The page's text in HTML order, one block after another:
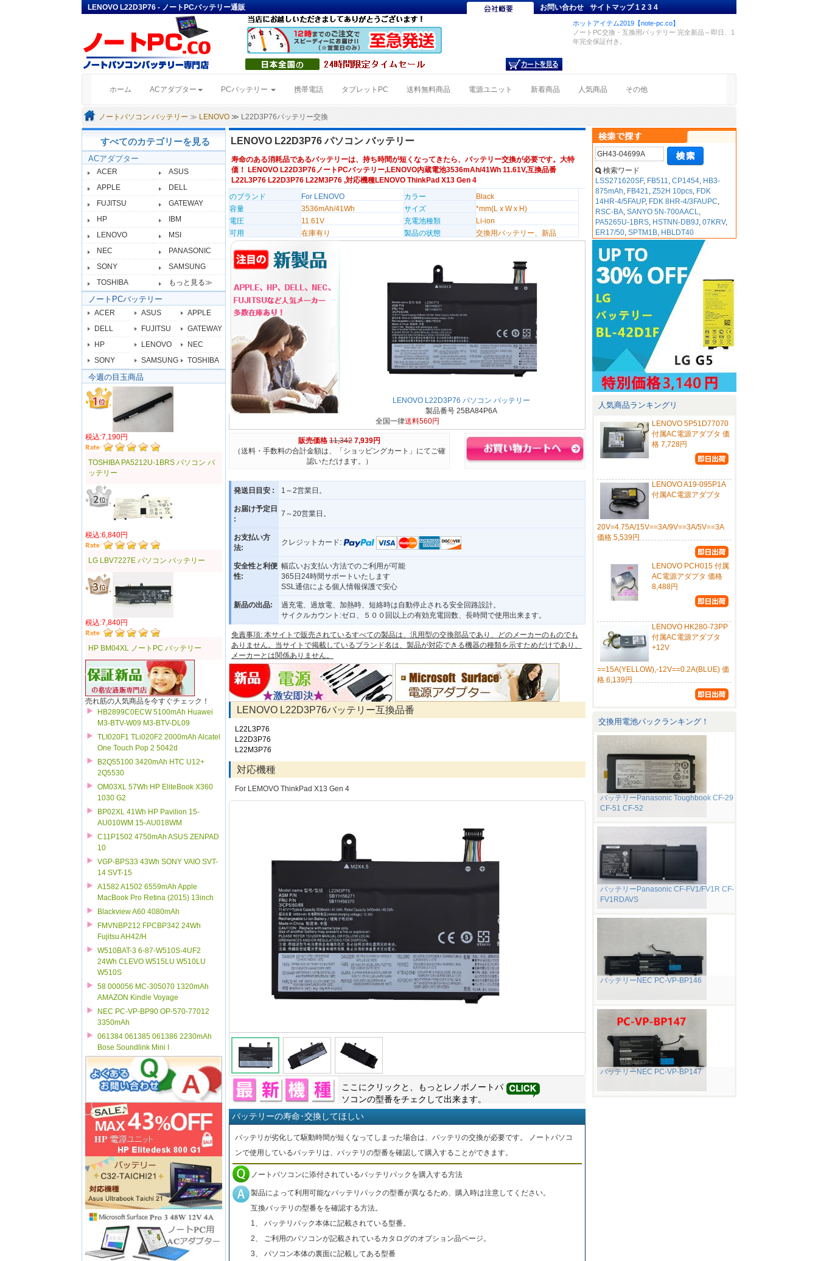
LENOVO L22D3P76 - ノートPCバッテリー通販 お問い合わせ サイトマップ 1234
ホットアイテム2019【note-pc.co】
ノートPC交換・互換用バッテリー 完全新品～即日、1
年完全保証付き。
ホーム (current)ACアダプター PCバッテリー 携帯電話 タブレットPC 送料無料商品 電源ユニット 新着商品 人気商品 その他
ノートパソコン バッテリー ≫ LENOVO ≫ L22D3P76バッテリー交換
すべてのカテゴリーを見る
ACアダプター
ACER
ASUS
APPLE
DELL
FUJITSU
GATEWAY
HP
IBM
LENOVO
MSI
NEC
PANASONIC
SONY
SAMSUNG
TOSHIBA
もっと見る≫
ノートPCバッテリー
ACER ASUS
APPLE
DELL
FUJITSU
GATEWAY
HP
LENOVO
NEC
SONY
SAMSUNG TOSHIBA
今週の目玉商品
税込:7,190円
TOSHIBA PA5212U-1BRS パソコン バ
ッテリー
税込:6,840円
LG LBV7227E パソコン バッテリー
税込:7,840円
HP BM04XL ノートPC バッテリー
売れ筋の人気商品を今すぐチェック！
HB2899C0ECW 5100mAh Huawei
M3-BTV-W09 M3-BTV-DL09
TLI020F1 TLi020F2 2000mAh Alcatel
One Touch Pop 2 5042d
B2Q55100 3420mAh HTC U12+
2Q5530
OM03XL 57Wh HP EliteBook X360
1030 G2
BP02XL 41Wh HP Pavilion 15-
AU010WM 15-AU018WM
C11P1502 4750mAh ASUS ZENPAD
10
VGP-BPS33 43Wh SONY VAIO SVT-
14 SVT-15
A1582 A1502 6559mAh Apple
MacBook Pro Retina (2015) 13inch
Blackview A60 4080mAh
FMVNBP212 FPCBP342 24Wh
Fujitsu AH42/H
W510BAT-3 6-87-W510S-4UF2
24Wh CLEVO W515LU W510LU
W510S
58 000056 MC-305070 1320mAh
AMAZON Kindle Voyage
NEC PC-VP-BP90 OP-570-77012
3350mAh
061384 061385 061386 2230mAh
Bose Soundlink Mini I
LENOVO L22D3P76 パソコン バッテリー
寿命のある消耗品であるバッテリーは、持ち時間が短くなってきたら、バッテリー交換が必要です。大特
価！ LENOVO L22D3P76ノートPCバッテリー,LENOVO内蔵電池3536mAh/41Wh 11.61V,互換品番
L22L3P76 L22D3P76 L22M3P76 ,対応機種LENOVO ThinkPad X13 Gen 4
のブランド
For LENOVO カラー
Black
容量
3536mAh/41Wh サイズ
*mm(L x W x H)
電圧
11.61V 充電池種類
Li-ion
可用
在庫有り 製品の状態 交換用バッテリー、新品
LENOVO L22D3P76 パソコン バッテリー
製品番号 25BA84P6A
全国一律送料560円
販売価格 11,342 7,939円
（送料・手数料の合計金額は、「ショッピングカート」にてご確
認いただけます。）
発送日目安 : 1～2営業日。
お届け予定日
:
7～20営業日。
お支払い方
法:
クレジットカード:
安全性と利便
性:
幅広いお支払い方法でのご利用が可能
365日24時間サポートいたします
SSL通信による個人情報保護で安心
新品の出品:
過充電、過放電、加熱時、短絡時は自動停止される安全回路設計。
サイクルカウント:ゼロ、５００回以上の有効充電回数、長時間で使用出来ます。
免責事項: 本サイトで販売されているすべての製品は、汎用型の交換部品であり、どのメーカーのものでも
ありません。当サイトで掲載しているブランド名は、製品が対応できる機器の種類を示すためだけであり、
メーカーとは関係ありません。
LENOVO L22D3P76バッテリー互換品番
L22L3P76
L22D3P76
L22M3P76
対応機種
For LEMOVO ThinkPad X13 Gen 4
ここにクリックと、もっと レノボ ノートパ
ソコンの型番をチェクして出来ます。
バッテリーの寿命･交換してほしい
バッテリが劣化して駆動時間が短くなってしまった場合は、バッテリの交換が必要です。 ノートパソコ
ンで使用しているバッテリは、バッテリの型番を確認して購入することができます。
ノートパソコンに添付されているバッテリパックを購入する方法
製品によって利用可能なバッテリパックの型番が異なるため、購入時は注意してください。
互換バッテリの型番をを確認する方法。
1、 バッテリパック本体に記載されている型番。
2、 ご利用のパソコンが記載されているカタログのオプション品ページ。
3、 パソコン本体の裏面に記載してある型番
検索ワード
LSS271620SF, FB511,CP1454, HB3-
875mAh, FB421,Z52H 10pcs, FDK
14HR-4/5FAUP, FDK 8HR-4/3FAUPC,
RSC-BA,SANYO 5N-700AACL,
PA5265U-1BRS, HSTNN-DB9J,07KRV,
ER17/50,SPTM1B, HBLDT40
人気商品ランキングリ
LENOVO 5P51D77070
付属AC電源アダプタ 価
格 7,728円
LENOVO A19-095P1A
付属AC電源アダプタ
20V=4.75A/15V==3A/9V==3A/5V==3A
価格 5,539円
LENOVO PCH015 付属
AC電源アダプタ 価格
8,488円
LENOVO HK280-73PP
付属AC電源アダプタ
+12V
==15A(YELLOW),-12V==0.2A(BLUE) 価
格 6,139円
交換用電池パックランキング！
バッテリーPanasonic Toughbook CF-29
CF-51 CF-52
バッテリーPanasonic CF-FV1/FV1R CF-
FV1RDAVS
バッテリーNEC PC-VP-BP146
バッテリーNEC PC-VP-BP147